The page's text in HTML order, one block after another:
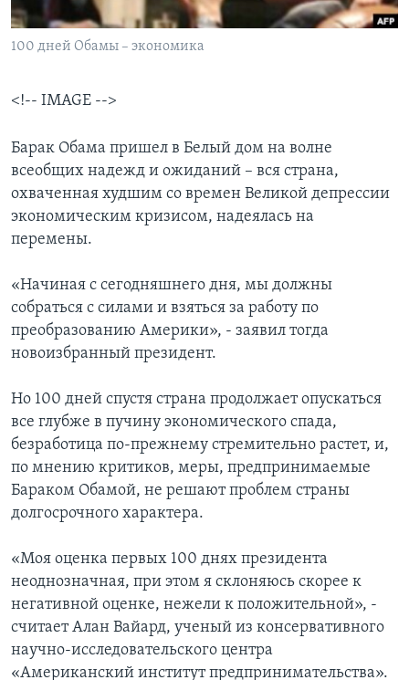
Learning English
Языки
100 дней Обамы – экономика
<!-- IMAGE -->
Барак Обама пришел в Белый дом на волне
всеобщих надежд и ожиданий – вся страна,
охваченная худшим со времен Великой депрессии
экономическим кризисом, надеялась на
перемены.
«Начиная с сегодняшнего дня, мы должны
собраться с силами и взяться за работу по
преобразованию Америки», - заявил тогда
новоизбранный президент.
Но 100 дней спустя страна продолжает опускаться
все глубже в пучину экономического спада,
безработица по-прежнему стремительно растет, и,
по мнению критиков, меры, предпринимаемые
Бараком Обамой, не решают проблем страны
долгосрочного характера.
«Моя оценка первых 100 днях президента
неоднозначная, при этом я склоняюсь скорее к
негативной оценке, нежели к положительной», -
считает Алан Вайард, ученый из консервативного
научно-исследовательского центра
«Американский институт предпринимательства».